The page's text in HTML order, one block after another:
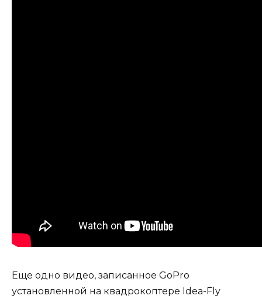
Еще одно видео, записанное GoPro
установленной на квадрокоптере Idea-Fly